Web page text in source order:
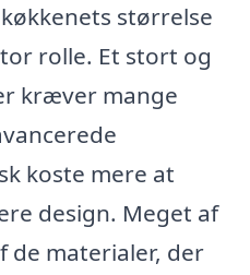
størrelse
rolle. Et stort og
kræver mange
koste mere at
design. Meget af
materialer, der